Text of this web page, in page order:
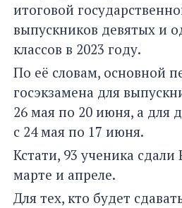
итоговой
выпускников девятых и
классов в 2023 году.
По её словам, основной
госэкзамена для
26 мая по 20 июня, а для
с 24 мая по 17 июня.
Кстати, 93 ученика
марте и апреле.
Для тех, кто будет